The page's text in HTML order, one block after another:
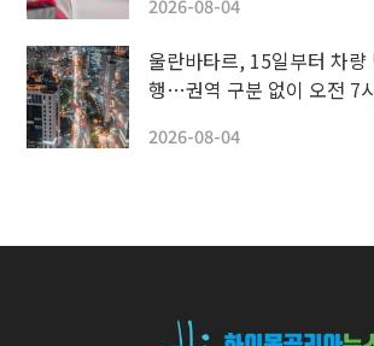
2026-08-04
울란바타르, 15일부터 차량
행…권역 구분 없이 오전 7
2026-08-04